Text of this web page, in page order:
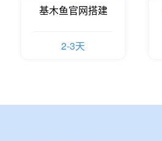
基木鱼官网搭建
2-3天